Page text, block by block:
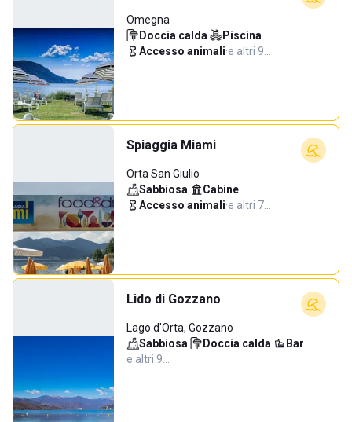
Omegna
Doccia calda· Piscina·
Accesso animali·e altri 9…
Spiaggia Miami
Orta San Giulio
Sabbiosa· Cabine·
Accesso animali·e altri 7…
Lido di Gozzano
Lago d'Orta, Gozzano
Sabbiosa· Doccia calda· Bar·
e altri 9…